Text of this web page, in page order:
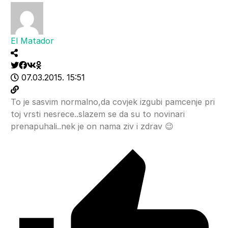
El Matador
07.03.2015. 15:51
To je sasvim normalno,da covjek izgubi pamcenje pri
toj vrsti nesrece..slazem se da su to novinari
prenapuhali..nek je on nama ziv i zdrav 😉